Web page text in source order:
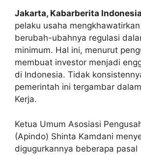
Jakarta, Kabarberita
pelaku usaha
berubah-ubahnya regulasi
minimum. Hal ini, menurut
membuat investor menjadi
di Indonesia. Tidak
pemerintah ini tergambar
Kerja.
Ketua Umum Asosiasi
(Apindo) Shinta Kamdani
digugurkannya beberapa pasal